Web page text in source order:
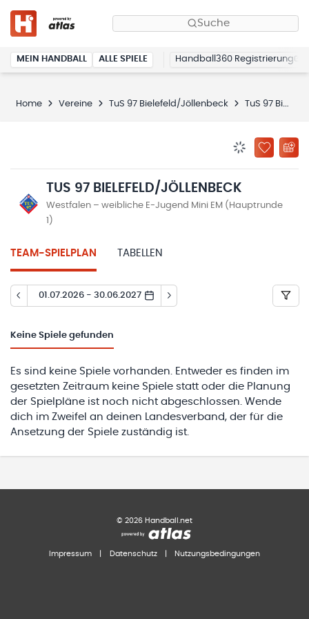
Suche
MEIN HANDBALL ALLE SPIELE Handball360 Registrierung
Home Vereine TuS 97 Bielefeld/Jöllenbeck TuS 97 Bielefeld/Jöllenbeck
ZU
TUS 97 BIELEFELD/JÖLLENBECK
Westfalen – weibliche E-Jugend Mini EM (Hauptrunde
1)
TEAM-SPIELPLAN TABELLEN
01.07.2026 - 30.06.2027
Keine Spiele gefunden
Es sind keine Spiele vorhanden. Entweder es finden im
gesetzten Zeitraum keine Spiele statt oder die Planung
der Spielpläne ist noch nicht abgeschlossen. Wende
dich im Zweifel an deinen Landesverband, der für die
Ansetzung der Spiele zuständig ist.
© 2026 Handball.net
Impressum Datenschutz Nutzungsbedingungen